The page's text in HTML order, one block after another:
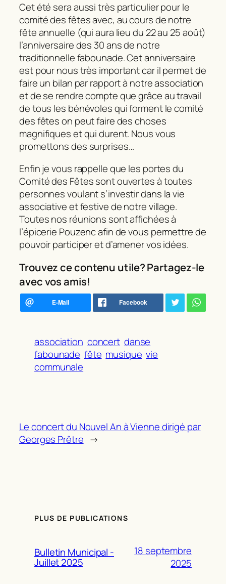
Cet été sera aussi très particulier pour le
comité des fêtes avec, au cours de notre
fête annuelle (qui aura lieu du 22 au 25 août)
l’anniversaire des 30 ans de notre
traditionnelle fabounade. Cet anniversaire
est pour nous très important car il permet de
faire un bilan par rapport à notre association
et de se rendre compte que grâce au travail
de tous les bénévoles qui forment le comité
des fêtes on peut faire des choses
magnifiques et qui durent. Nous vous
promettons des surprises…
Enfin je vous rappelle que les portes du
Comité des Fêtes sont ouvertes à toutes
personnes voulant s’investir dans la vie
associative et festive de notre village.
Toutes nos réunions sont affichées à
l’épicerie Pouzenc afin de vous permettre de
pouvoir participer et d’amener vos idées.
Trouvez ce contenu utile? Partagez-le
avec vos amis!
association concert danse
fabounade fête musique vie
communale
Le concert du Nouvel An à Vienne dirigé par
Georges Prêtre →
PLUS DE PUBLICATIONS
Bulletin Municipal -
Juillet 2025
18 septembre
2025